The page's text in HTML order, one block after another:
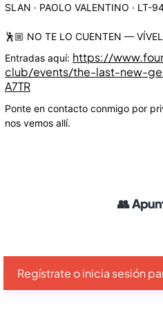
SLAN · PAOLO VALENTINO · LT-
🕺🏼 NO TE LO CUENTEN —
Entradas aquí: https://
club/events/the-last-new-
A7TR
Ponte en contacto conmigo por
nos vemos allí.
👥
Regístrate o inicia sesión